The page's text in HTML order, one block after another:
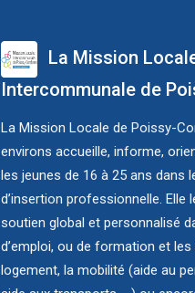
La Mission
Intercommunale de
La Mission Locale de Poissy-
environs accueille, informe,
les jeunes de 16 à 25 ans dans
d’insertion professionnelle. Elle
soutien global et personnalisé
d’emploi, ou de formation et
logement, la mobilité (aide au